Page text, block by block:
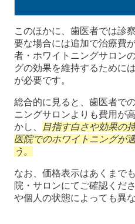
このほかに、歯医者では診
要な場合には追加で治療費
者・ホワイトニングサロン
グの効果を維持するために
が必要です。
総合的に見ると、歯医者で
ニングサロンよりも費用が
かし、
目指す白さや効果の
医院でのホワイトニングが
う。
なお、価格表示はあくまで
院・サロンにてご確認くだ
や個人の状態によっても異